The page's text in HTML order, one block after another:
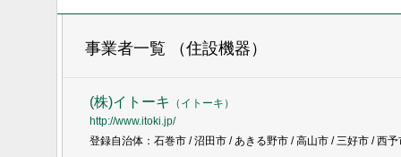
事業者一覧 （住設機器）
(株)イトーキ （ イトーキ ）
http://www.itoki.jp/
登録自治体：石巻市 / 沼田市 / あきる野市 / 高山市 / 三好市 / 西